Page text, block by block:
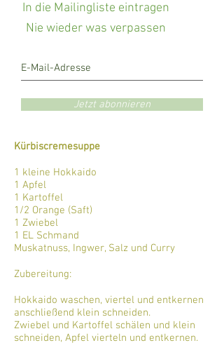
In die Mailingliste eintragen
Nie wieder was verpassen
Jetzt abonnieren
Kürbiscremesuppe
1 kleine Hokkaido
1 Apfel
1 Kartoffel
1/2 Orange (Saft)
1 Zwiebel
1 EL Schmand
Muskatnuss, Ingwer, Salz und Curry
Zubereitung:
Hokkaido waschen, viertel und entkernen
anschließend klein schneiden.
Zwiebel und Kartoffel schälen und klein
schneiden, Apfel vierteln und entkernen.